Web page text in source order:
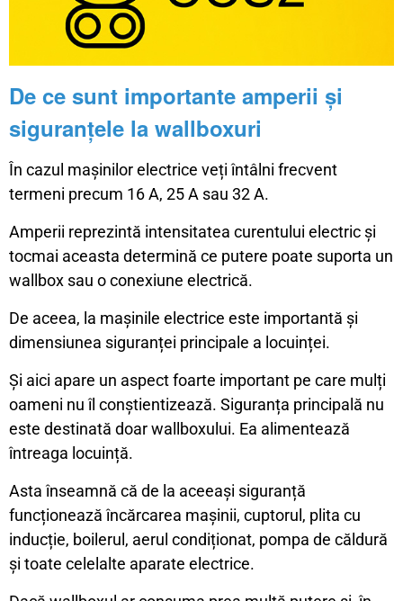
De ce sunt importante amperii și
siguranțele la wallboxuri
În cazul mașinilor electrice veți întâlni frecvent
termeni precum 16 A, 25 A sau 32 A.
Amperii reprezintă intensitatea curentului electric și
tocmai aceasta determină ce putere poate suporta un
wallbox sau o conexiune electrică.
De aceea, la mașinile electrice este importantă și
dimensiunea siguranței principale a locuinței.
Și aici apare un aspect foarte important pe care mulți
oameni nu îl conștientizează. Siguranța principală nu
este destinată doar wallboxului. Ea alimentează
întreaga locuință.
Asta înseamnă că de la aceeași siguranță
funcționează încărcarea mașinii, cuptorul, plita cu
inducție, boilerul, aerul condiționat, pompa de căldură
și toate celelalte aparate electrice.